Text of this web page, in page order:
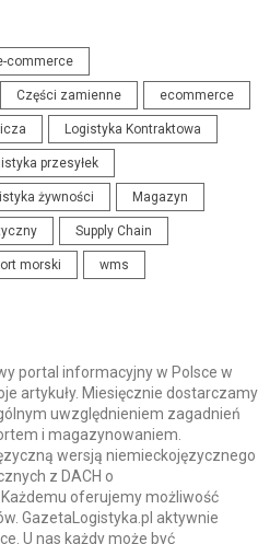
commerce
Części zamienne ecommerce
Logistyka Kontraktowa
przesyłek
żywności Magazyn
Supply Chain
morski wms
portal informacyjny w Polsce w
artykuły. Miesięcznie dostarczamy
uwzględnieniem zagadnień
i magazynowaniem.
wersją niemieckojęzycznego
z DACH o
. Każdemu oferujemy możliwość
GazetaLogistyka.pl aktywnie
U nas każdy może być